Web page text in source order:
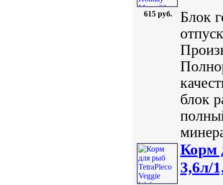
615 руб.
Блок
блок
Корм
3,6л/